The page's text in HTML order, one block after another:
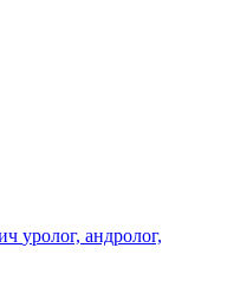
уролог, андролог,